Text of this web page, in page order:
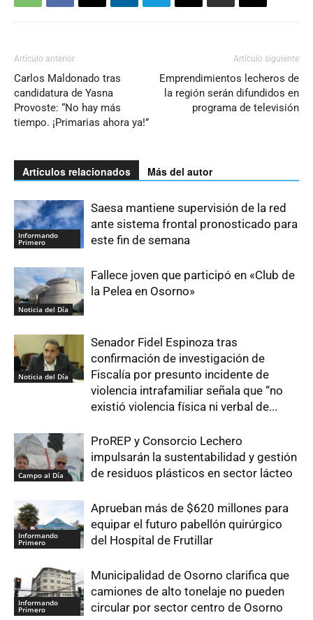
Artículo anterior
Carlos Maldonado tras
candidatura de Yasna
Provoste: “No hay más
tiempo. ¡Primarias ahora ya!”
Artículo siguiente
Emprendimientos lecheros de
la región serán difundidos en
programa de televisión
Artículos relacionados Más del autor
Informando
Primero
Saesa mantiene supervisión de la red
ante sistema frontal pronosticado para
este fin de semana
Noticia del Día
Fallece joven que participó en «Club de
la Pelea en Osorno»
Noticia del Día
Senador Fidel Espinoza tras
confirmación de investigación de
Fiscalía por presunto incidente de
violencia intrafamiliar señala que “no
existió violencia física ni verbal de...
Campo al Día
ProREP y Consorcio Lechero
impulsarán la sustentabilidad y gestión
de residuos plásticos en sector lácteo
Informando
Primero
Aprueban más de $620 millones para
equipar el futuro pabellón quirúrgico
del Hospital de Frutillar
Informando
Primero
Municipalidad de Osorno clarifica que
camiones de alto tonelaje no pueden
circular por sector centro de Osorno